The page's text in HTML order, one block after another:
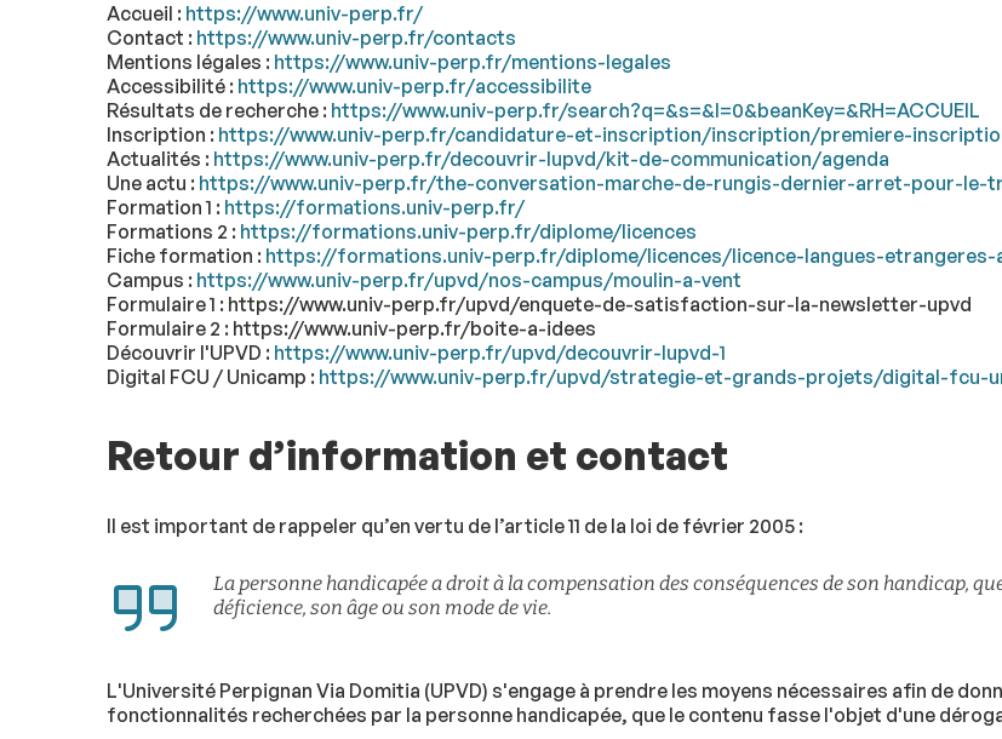
Accueil : https://www.univ-perp.fr/
Contact : https://www.univ-perp.fr/contacts
Mentions légales : https://www.univ-perp.fr/mentions-legales
Accessibilité : https://www.univ-perp.fr/accessibilite
Résultats de recherche : https://www.univ-perp.fr/search?q=&s=&l=0&beanKey=&RH=ACCUEIL
Inscription : https://www.univ-perp.fr/candidature-et-inscription/inscription/premiere-
Actualités : https://www.univ-perp.fr/decouvrir-lupvd/kit-de-communication/agenda
Une actu : https://www.univ-perp.fr/the-conversation-marche-de-rungis-dernier-arret-pour-le-
Formation 1 : https://formations.univ-perp.fr/
Formations 2 : https://formations.univ-perp.fr/diplome/licences
Fiche formation : https://formations.univ-perp.fr/diplome/licences/licence-langues-etrangeres-
Campus : https://www.univ-perp.fr/upvd/nos-campus/moulin-a-vent
Formulaire 1 : https://www.univ-perp.fr/upvd/enquete-de-satisfaction-sur-la-newsletter-upvd
Formulaire 2 : https://www.univ-perp.fr/boite-a-idees
Découvrir l'UPVD : https://www.univ-perp.fr/upvd/decouvrir-lupvd-1
Digital FCU / Unicamp : https://www.univ-perp.fr/upvd/strategie-et-grands-projets/digital-fcu-
Retour d’information et contact
Il est important de rappeler qu’en vertu de l’article 11 de la loi de février 2005 :
La personne handicapée a droit à la compensation des conséquences de son handicap,
déficience, son âge ou son mode de vie.
L'Université Perpignan Via Domitia (UPVD) s'engage à prendre les moyens nécessaires afin de
fonctionnalités recherchées par la personne handicapée, que le contenu fasse l'objet d'une